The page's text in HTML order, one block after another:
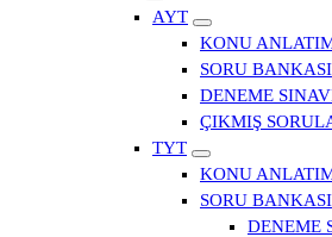
AYT
KONU
SORU BANKASI
DENEME
ÇIKMIŞ
TYT
KONU
SORU BANKASI
DENEME